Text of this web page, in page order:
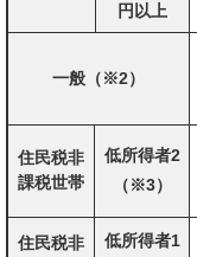
円以上
一般（※2）
住民税非
課税世帯
低所得者2
（※3）
住民税非 低所得者1